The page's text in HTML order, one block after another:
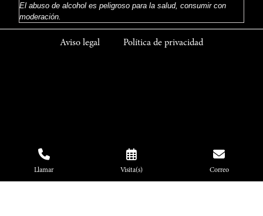
El abuso de alcohol es peligroso para la salud, consumir con
moderación.
Aviso legal Política de privacidad
Llamar Visita(s) Correo